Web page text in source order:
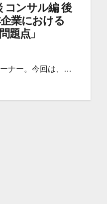
コンサル編 後
業における
題点」
ーナー。今回は、…